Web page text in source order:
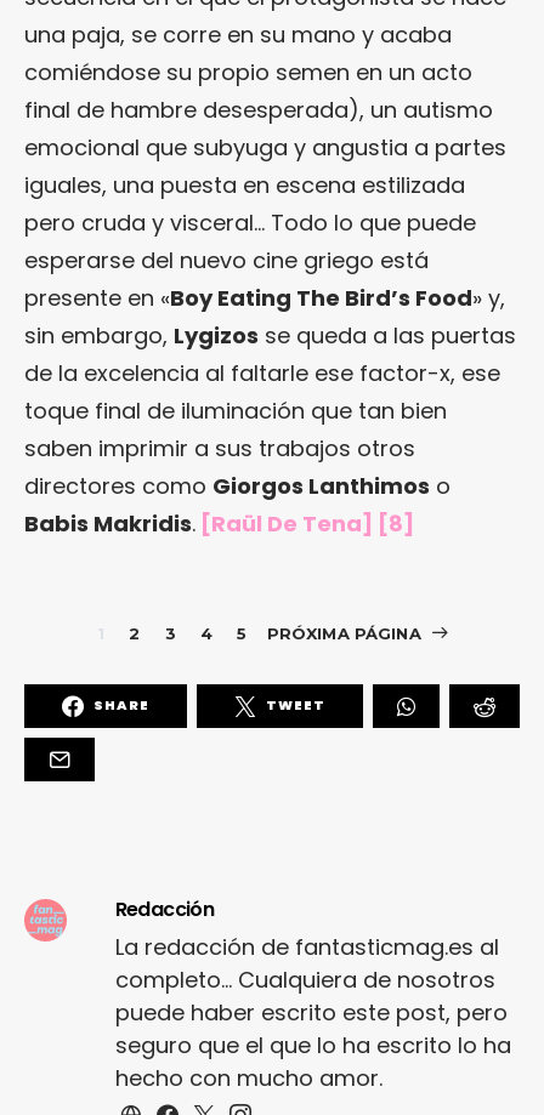
una paja, se corre en su mano y acaba
comiéndose su propio semen en un acto
final de hambre desesperada), un autismo
emocional que subyuga y angustia a partes
iguales, una puesta en escena estilizada
pero cruda y visceral… Todo lo que puede
esperarse del nuevo cine griego está
presente en «Boy Eating The Bird’s Food» y,
sin embargo, Lygizos se queda a las puertas
de la excelencia al faltarle ese factor-x, ese
toque final de iluminación que tan bien
saben imprimir a sus trabajos otros
directores como Giorgos Lanthimos o
Babis Makridis. [Raül De Tena] [8]
1 2 3 4 5 PRÓXIMA PÁGINA
SHARE TWEET
Redacción
La redacción de fantasticmag.es al
completo... Cualquiera de nosotros
puede haber escrito este post, pero
seguro que el que lo ha escrito lo ha
hecho con mucho amor.